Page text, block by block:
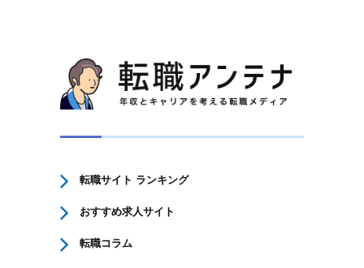
転職サイト ランキング
おすすめ求人サイト
転職コラム